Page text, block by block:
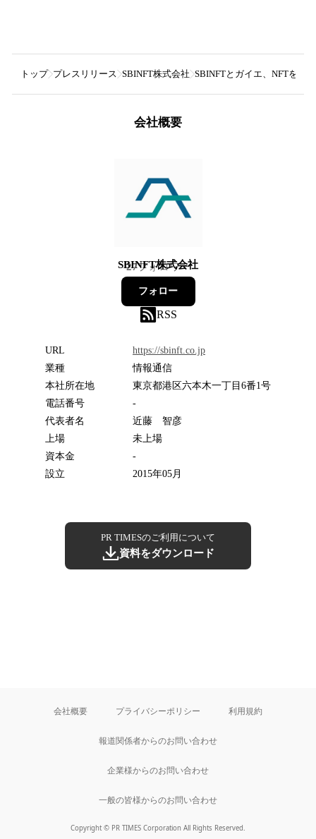
トップ プレスリリース SBINFT株式会社 SBINFTとガイエ、NFTを活
会社概要
SBINFT株式会社
27フォロワー
フォロー
RSS
URL
https://sbinft.co.jp
業種
情報通信
本社所在地
東京都港区六本木一丁目6番1号
電話番号
-
代表者名
近藤 智彦
上場
未上場
資本金
-
設立
2015年05月
PR TIMESのご利用について
資料をダウンロード
会社概要 プライバシーポリシー 利用規約
報道関係者からのお問い合わせ
企業様からのお問い合わせ
一般の皆様からのお問い合わせ
Copyright © PR TIMES Corporation All Rights Reserved.